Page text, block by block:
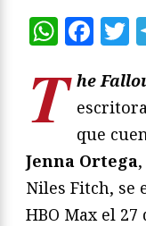
T he
que
Jenna Ortega
Niles Fitch, se
HBO Max el 27